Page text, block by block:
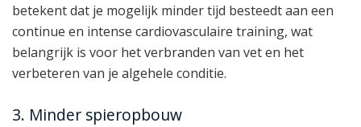
betekent dat je mogelijk minder tijd besteedt aan een
continue en intense cardiovasculaire training, wat
belangrijk is voor het verbranden van vet en het
verbeteren van je algehele conditie.
3. Minder spieropbouw